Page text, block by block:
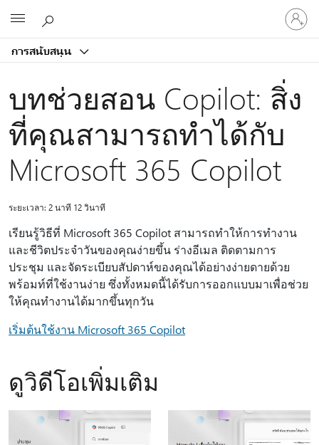
การสนับสนุน
ลงชื่อ
เข้า
บัญชี
ของ
คุณ
บทช่วยสอน Copilot: สิ่ง
ที่คุณสามารถทําได้กับ
Microsoft 365 Copilot
ระยะเวลา: 2 นาที 12 วินาที
เรียนรู้วิธีที่ Microsoft 365 Copilot สามารถทําให้การทํางาน
และชีวิตประจําวันของคุณง่ายขึ้น ร่างอีเมล ติดตามการ
ประชุม และจัดระเบียบสัปดาห์ของคุณได้อย่างง่ายดายด้วย
พร้อมท์ที่ใช้งานง่าย ซึ่งทั้งหมดนี้ได้รับการออกแบบมาเพื่อช่วย
ให้คุณทํางานได้มากขึ้นทุกวัน
เริ่มต้นใช้งาน Microsoft 365 Copilot
ดูวิดีโอเพิ่มเติม